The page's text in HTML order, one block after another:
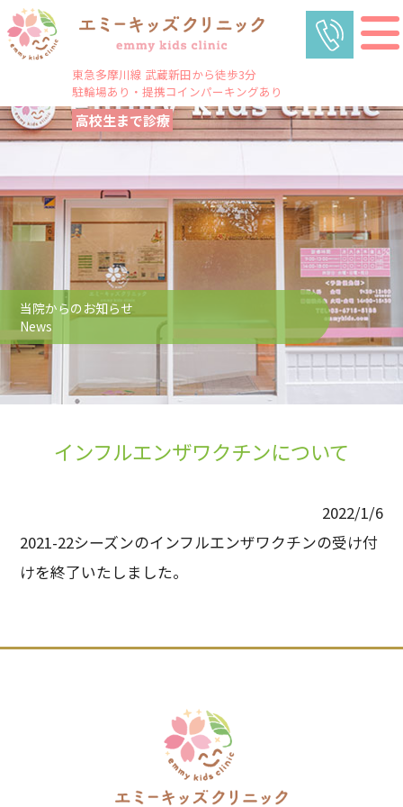
東急多摩川線 武蔵新田から徒歩3分
駐輪場あり・提携コインパーキングあり
高校生まで診療
当院からのお知らせ
News
インフルエンザワクチンについて
2022/1/6
2021-22シーズンのインフルエンザワクチンの受け付
けを終了いたしました。